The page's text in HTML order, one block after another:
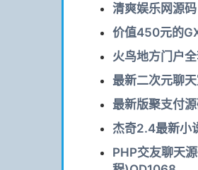
清爽娱乐网源
价值450元的
火鸟地方门户
最新二次元聊
最新版聚支付
杰奇2.4最新小
PHP交友聊天